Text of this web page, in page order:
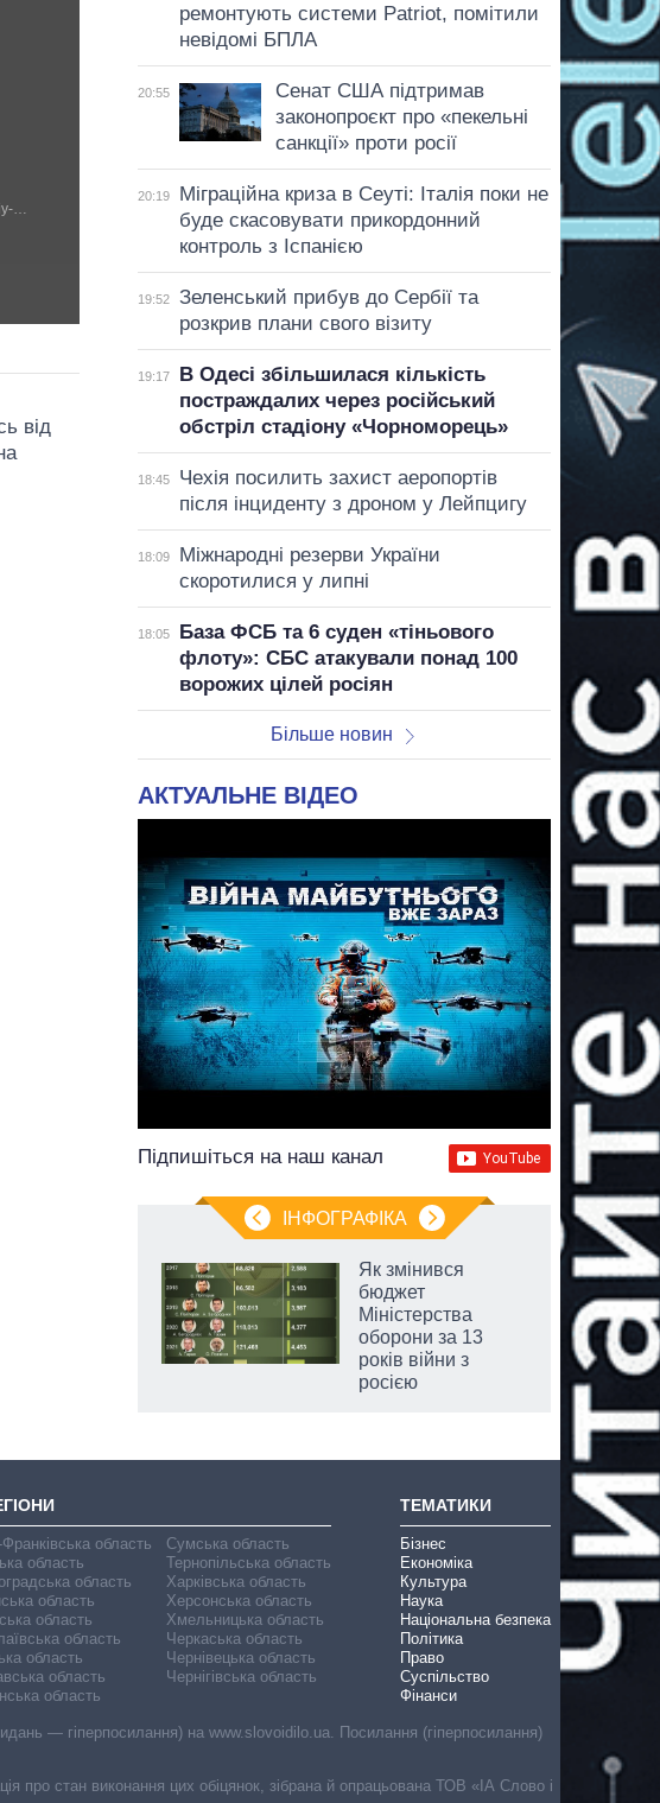
від
ремонтують системи Patriot, помітили
невідомі БПЛА
20:55
Сенат США підтримав
законопроєкт про «пекельні
санкції» проти росії
20:19
Міграційна криза в Сеуті: Італія поки не
буде скасовувати прикордонний
контроль з Іспанією
19:52
Зеленський прибув до Сербії та
розкрив плани свого візиту
19:17
В Одесі збільшилася кількість
постраждалих через російський
обстріл стадіону «Чорноморець»
18:45
Чехія посилить захист аеропортів
після інциденту з дроном у Лейпцигу
18:09
Міжнародні резерви України
скоротилися у липні
18:05
База ФСБ та 6 суден «тіньового
флоту»: СБС атакували понад 100
ворожих цілей росіян
Більше новин
АКТУАЛЬНЕ ВІДЕО
Підпишіться на наш канал
ІНФОГРАФІКА
Як змінився
бюджет
Міністерства
оборони за 13
років війни з
росією
Франківська область
область
область
область
область
область
область
область
область
Сумська область
Тернопільська область
Харківська область
Херсонська область
Хмельницька область
Черкаська область
Чернівецька область
Чернігівська область
ТЕМАТИКИ
Бізнес
Економіка
Культура
Наука
Національна безпека
Політика
Право
Суспільство
Фінанси
— гіперпосилання) на www.slovoidilo.ua. Посилання (гіперпосилання)
про стан виконання цих обіцянок, зібрана й опрацьована ТОВ «ІА Слово і